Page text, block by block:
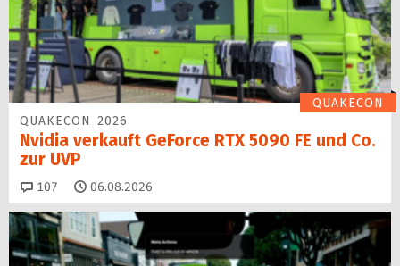
QUAKECON
QUAKECON 2026
Nvidia verkauft GeForce RTX 5090 FE und Co.
zur UVP
107 Kommentare
06.08.2026